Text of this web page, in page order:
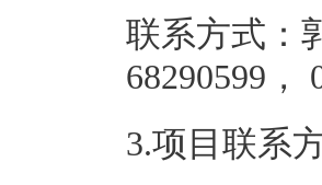
联系方式：
3.项目联系